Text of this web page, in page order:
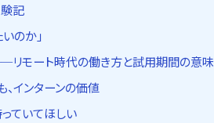
記
のか」
リモート時代の働き方と試用期間の意味
、インターンの価値
ていてほしい